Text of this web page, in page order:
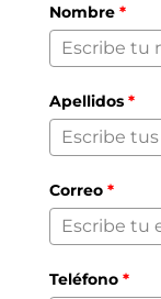
Nombre *
Apellidos *
Correo *
Teléfono *